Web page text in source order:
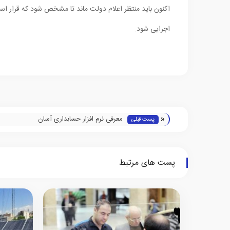
اکنون باید منتظر اعلام دولت ماند تا مشخص شود که قرار
اجرایی شود.
« پست قبلی معرفی نرم افزار حسابداری آسان
پست های مرتبط